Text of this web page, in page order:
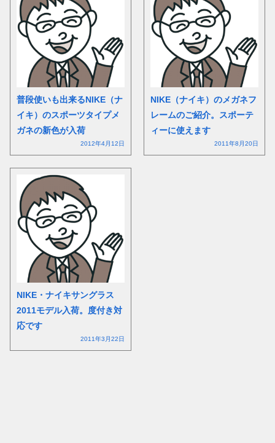
普段使いも出来るNIKE（ナ
イキ）のスポーツタイプメ
ガネの新色が入荷
2012年4月12日
NIKE（ナイキ）のメガネフ
レームのご紹介。スポーテ
ィーに使えます
2011年8月20日
NIKE・ナイキサングラス
2011モデル入荷。度付き対
応です
2011年3月22日